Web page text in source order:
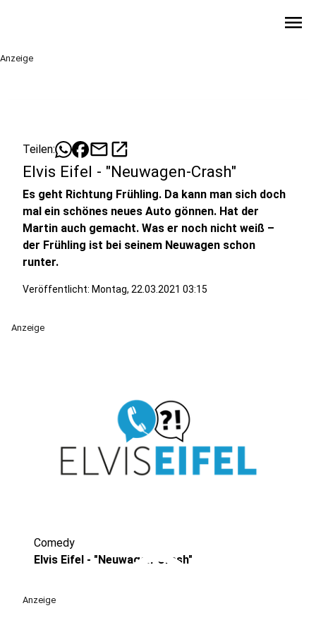
menu
Anzeige
Teilen: mailopen_in_new
Elvis Eifel - "Neuwagen-Crash"
Es geht Richtung Frühling. Da kann man sich doch
mal ein schönes neues Auto gönnen. Hat der
Martin auch gemacht. Was er noch nicht weiß –
der Frühling ist bei seinem Neuwagen schon
runter.
Veröffentlicht: Montag, 22.03.2021 03:15
Anzeige
play_circle
Comedy
Elvis Eifel - "Neuwagen-Crash"
Anzeige